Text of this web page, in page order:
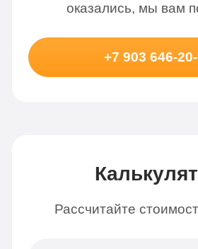
оказались, мы вам
+7 903 646-
Рассчитайте